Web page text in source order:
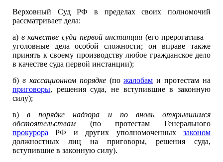
Верховный Суд РФ в пределах своих полномочий
рассматривает дела:
а) в качестве суда первой инстанции (его прерогатива –
уголовные дела особой сложности; он вправе также
принять к своему производству любое гражданское дело
в качестве суда первой инстанции);
б) в кассационном порядке(пожалобам и протестам на
приговоры, решения суда, не вступившие в законную
силу);
в)в порядке надзора и по вновь открывшимся
обстоятельствам (по протестам Генерального
прокурора РФ и других уполномоченных законом
должностных лиц на приговоры, решения суда,
вступившие в законную силу).